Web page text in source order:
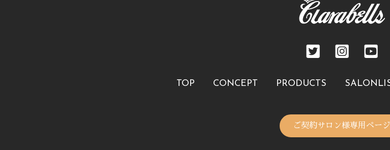
TOP CONCEPT PRODUCTS
ご契約サロン様専用ページ